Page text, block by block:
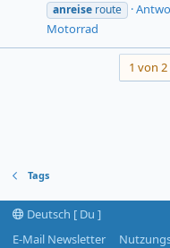
anreise route
Motorrad
1 von 2
Tags
Deutsch [ Du ]
E-Mail Newsletter